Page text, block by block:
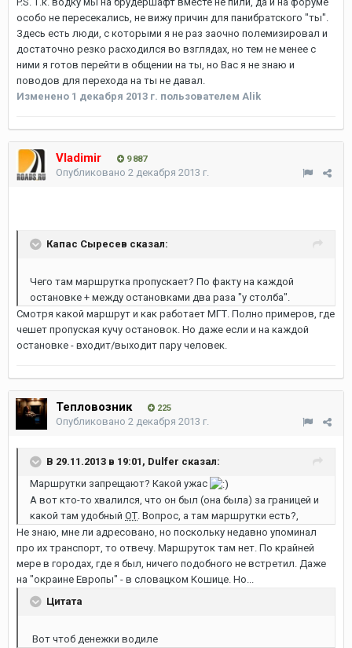
особо не пересекались, не вижу причин для панибратского "ты".
Здесь есть люди, с которыми я не раз заочно полемизировал и
достаточно резко расходился во взглядах, но тем не менее с
ними я готов перейти в общении на ты, но Вас я не знаю и
поводов для перехода на ты не давал.
Изменено 1 декабря 2013 г. пользователем Alik
Vladimir 9 887
Опубликовано 2 декабря 2013 г.
Капас Сыресев сказал:
Чего там маршрутка пропускает? По факту на каждой
остановке + между остановками два раза "у столба".
Смотря какой маршрут и как работает МГТ. Полно примеров, где
чешет пропуская кучу остановок. Но даже если и на каждой
остановке - входит/выходит пару человек.
Тепловозник 225
Опубликовано 2 декабря 2013 г.
В 29.11.2013 в 19:01, Dulfer сказал:
Маршрутки запрещают? Какой ужас
А вот кто-то хвалился, что он был (она была) за границей и
какой там удобный ОТ . Вопрос, а там маршрутки есть?,
Не знаю, мне ли адресовано, но поскольку недавно упоминал
про их транспорт, то отвечу. Маршруток там нет. По крайней
мере в городах, где я был, ничего подобного не встретил. Даже
на "окраине Европы" - в словацком Кошице. Но...
Цитата
Вот чтоб денежки водиле